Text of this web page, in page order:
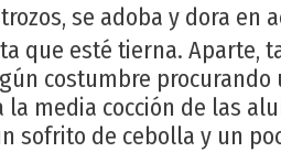
se adoba y dora en
que esté tierna. Aparte,
costumbre
la media cocción de las
sofrito de cebolla y un